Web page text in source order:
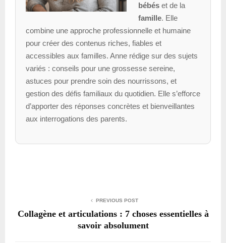
bébéset de la
famille. Elle
combine une approche professionnelle et humaine
pour créer des contenus riches, fiables et
accessibles aux familles. Anne rédige sur des sujets
variés : conseils pour une grossesse sereine,
astuces pour prendre soin des nourrissons, et
gestion des défis familiaux du quotidien. Elle s’efforce
d’apporter des réponses concrètes et bienveillantes
aux interrogations des parents.
PREVIOUS POST
Collagène et articulations : 7 choses essentielles à
savoir absolument